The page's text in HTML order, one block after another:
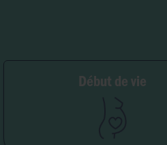
Début de vie
Fertilité et grossesse
PMA